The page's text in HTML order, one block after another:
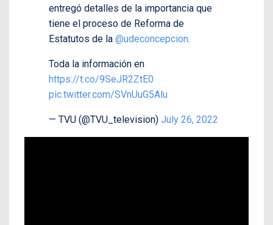
entregó detalles de la importancia que
tiene el proceso de Reforma de
Estatutos de la @udeconcepcion.
Toda la información en
https://t.co/9SeJR2ZtE0
pic.twitter.com/SVnUuG5Alu
— TVU (@TVU_television) July 26, 2022